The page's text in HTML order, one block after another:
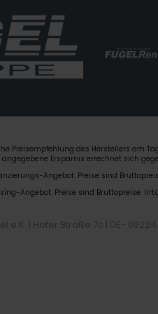
Preisempfehlung des Herstellers am
angegebene Ersparnis errechnet sich
Angebot. Preise sind
Angebot. Preise sind Bruttopreise.
e.K. | Hofer Straße 7c | DE-